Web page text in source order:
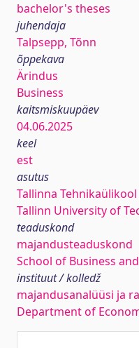
bachelor's theses
juhendaja
Talpsepp, Tõnn
õppekava
Ärindus
Business
kaitsmiskuupäev
04.06.2025
keel
est
asutus
Tallinna Tehnikaülikool
Tallinn University of
teaduskond
majandusteaduskond
School of Business
instituut / kolledž
majandusanalüüsi ja
Department of